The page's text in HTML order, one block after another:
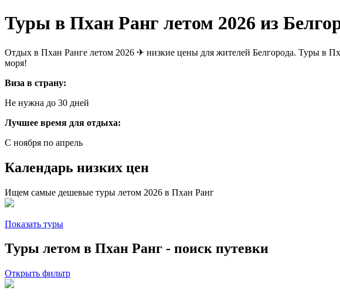
Туры в Пхан Ранг летом 2026 из
Отдых в Пхан Ранге летом 2026 ✈ низкие цены для жителей Белгорода. Туры в
моря!
Виза в страну:
Не нужна до 30 дней
Лучшее время для отдыха:
С ноября по апрель
Календарь низких цен
Ищем самые дешевые туры летом 2026 в Пхан Ранг
Показать туры
Туры летом в Пхан Ранг - поиск путевки
Открыть фильтр